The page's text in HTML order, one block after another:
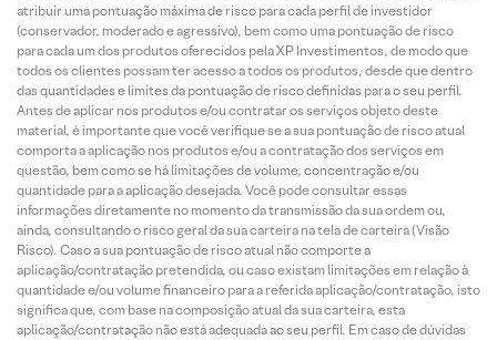
atribuir uma pontuação máxima de risco para cada perfil de investidor
(conservador, moderado e agressivo), bem como uma pontuação de risco
para cada um dos produtos oferecidos pela XP Investimentos, de modo que
todos os clientes possam ter acesso a todos os produtos, desde que dentro
das quantidades e limites da pontuação de risco definidas para o seu perfil.
Antes de aplicar nos produtos e/ou contratar os serviços objeto deste
material, é importante que você verifique se a sua pontuação de risco atual
comporta a aplicação nos produtos e/ou a contratação dos serviços em
questão, bem como se há limitações de volume, concentração e/ou
quantidade para a aplicação desejada. Você pode consultar essas
informações diretamente no momento da transmissão da sua ordem ou,
ainda, consultando o risco geral da sua carteira na tela de carteira (Visão
Risco). Caso a sua pontuação de risco atual não comporte a
aplicação/contratação pretendida, ou caso existam limitações em relação à
quantidade e/ou volume financeiro para a referida aplicação/contratação, isto
significa que, com base na composição atual da sua carteira, esta
aplicação/contratação não está adequada ao seu perfil. Em caso de dúvidas